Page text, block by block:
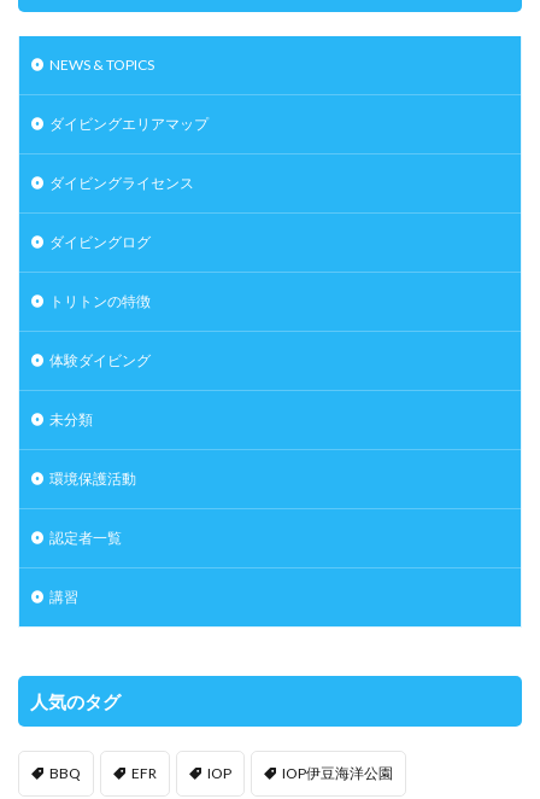
NEWS & TOPICS
ダイビングエリアマップ
ダイビングライセンス
ダイビングログ
トリトンの特徴
体験ダイビング
未分類
環境保護活動
認定者一覧
講習
人気のタグ
BBQ EFR IOP IOP伊豆海洋公園